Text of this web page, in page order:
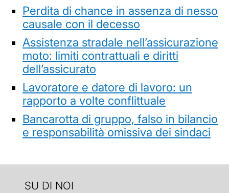
Perdita di chance in assenza di nesso
causale con il decesso
Assistenza stradale nell’assicurazione
moto: limiti contrattuali e diritti
dell’assicurato
Lavoratore e datore di lavoro: un
rapporto a volte conflittuale
Bancarotta di gruppo, falso in bilancio
e responsabilità omissiva dei sindaci
SU DI NOI